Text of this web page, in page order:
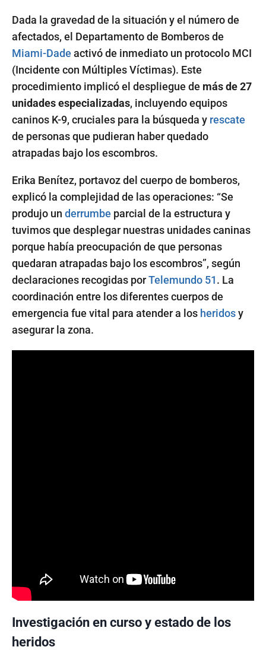
Dada la gravedad de la situación y el número de
afectados, el Departamento de Bomberos de
Miami-Dade activó de inmediato un protocolo MCI
(Incidente con Múltiples Víctimas). Este
procedimiento implicó el despliegue de más de 27
unidades especializadas, incluyendo equipos
caninos K-9, cruciales para la búsqueda y rescate
de personas que pudieran haber quedado
atrapadas bajo los escombros.
Erika Benítez, portavoz del cuerpo de bomberos,
explicó la complejidad de las operaciones: “Se
produjo un derrumbe parcial de la estructura y
tuvimos que desplegar nuestras unidades caninas
porque había preocupación de que personas
quedaran atrapadas bajo los escombros”, según
declaraciones recogidas porTelemundo 51. La
coordinación entre los diferentes cuerpos de
emergencia fue vital para atender a los heridosy
asegurar la zona.
Investigación en curso y estado de los
heridos